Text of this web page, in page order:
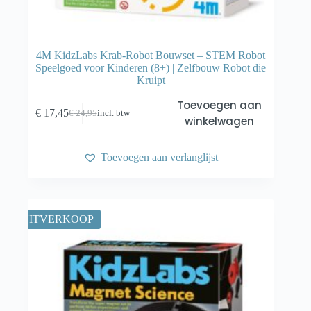
4M KidzLabs Krab-Robot Bouwset – STEM Robot
Speelgoed voor Kinderen (8+) | Zelfbouw Robot die
Kruipt
€24,95
Oorspronkelijke
€ 24,95.
€17,45Huidige
€ 17,45.
incl. btw
Toevoegen aan
winkelwagen
Toevoegen aan verlanglijst
UITVERKOOP